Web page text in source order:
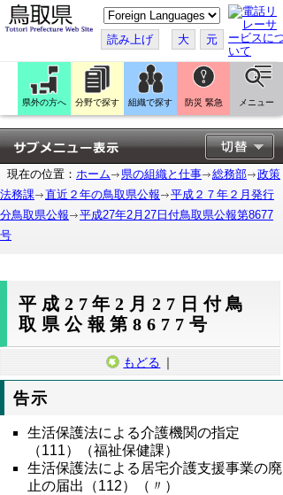
こ
の
ペ
ー
ジ
翻
訳
す
る
読み上げ 大 元
県外の方へ 分野で探す 組織で探す 防災 緊急 メニュー
現在の位置： ホーム 県の組織と仕事 総務部
政策
法務課
直近２年の鳥取県公報
平成２７年２月発行
分鳥取県公報
平成27年2月27日付鳥取県公報第8677
号
平成27年2月27日付鳥
取県公報第8677号
もどる ｜
告示
生活保護法による介護機関の指定
（111）（福祉保健課）
生活保護法による居宅介護支援事業の廃
止の届出（112）（〃）